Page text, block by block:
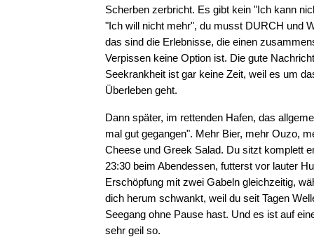
Scherben zerbricht. Es gibt kein "Ich kann
"Ich will nicht mehr", du musst DURCH und
das sind die Erlebnisse, die einen
Verpissen keine Option ist. Die gute
Seekrankheit ist gar keine Zeit, weil es um
Überleben geht.
Dann später, im rettenden Hafen, das
mal gut gegangen". Mehr Bier, mehr Ouzo,
Cheese und Greek Salad. Du sitzt komplett
23:30 beim Abendessen, futterst vor lauter
Erschöpfung mit zwei Gabeln gleichzeitig,
dich herum schwankt, weil du seit Tagen
Seegang ohne Pause hast. Und es ist auf
sehr geil so.